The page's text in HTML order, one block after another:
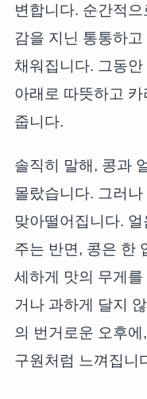
변합니다. 순간적
감을 지닌 통통하
채워집니다. 그동
아래로 따뜻하고
줍니다.
솔직히 말해, 콩과
몰랐습니다. 그러
맞아떨어집니다.
주는 반면, 콩은 한
세하게 맛의 무게
거나 과하게 달지
의 번거로운 오후
구원처럼 느껴집니